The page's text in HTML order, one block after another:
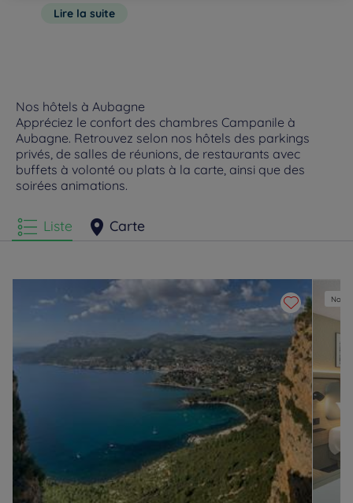
de travail, détendez-vous dans notre espace lounge, puis
dégustez un plat gourmand dans notre salle de restaurant.
impressionnante falaise aux tons orangés. Montez à son
Lire la suite
Nos hôtels à Aubagne
Appréciez le confort des chambres Campanile à
Aubagne. Retrouvez selon nos hôtels des parkings
privés, de salles de réunions, de restaurants avec
buffets à volonté ou plats à la carte, ainsi que des
soirées animations.
Liste Carte